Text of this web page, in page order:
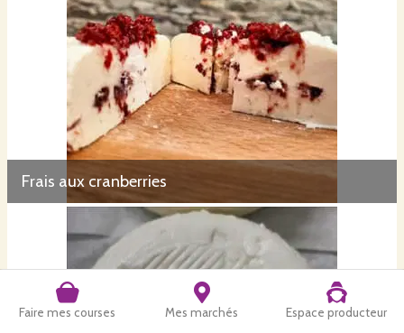
Faire mes courses Mes marchés Espace producteur
Frais aux cranberries